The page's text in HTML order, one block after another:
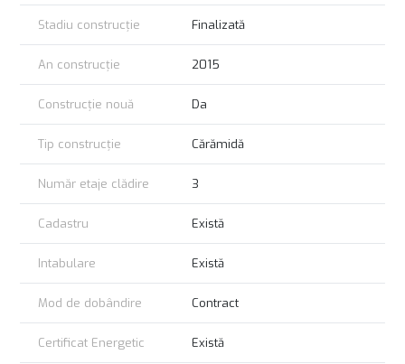
Stadiu construcție Finalizată
An construcție 2015
Construcție nouă Da
Tip construcție Cărămidă
Număr etaje clădire 3
Cadastru Există
Intabulare Există
Mod de dobândire Contract
Certificat Energetic Există